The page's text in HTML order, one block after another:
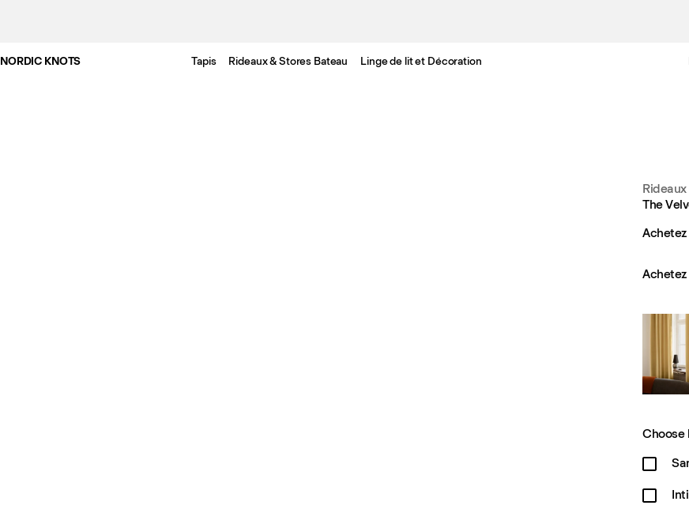
NORDIC KNOTS Tapis Rideaux & Stores Bateau Linge de lit et Décoration
Rideaux
The
Choose